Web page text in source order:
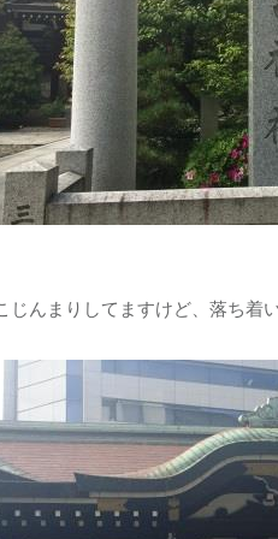
じんまりしてますけど、落ち着